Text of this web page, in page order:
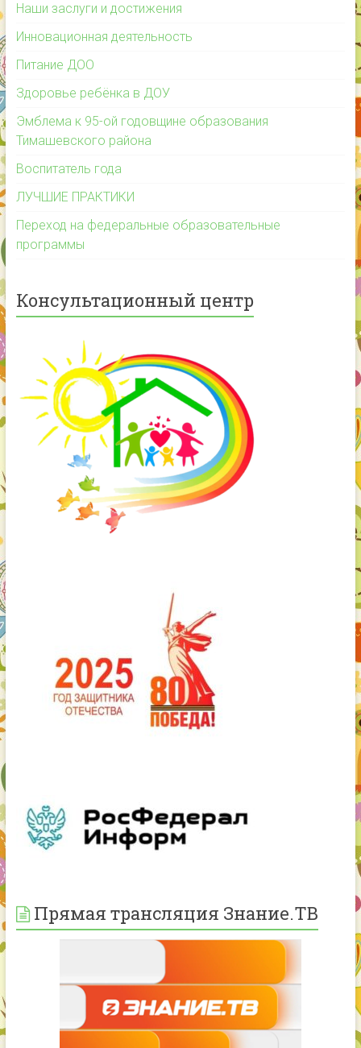
Наши заслуги и достижения
Инновационная деятельность
Питание ДОО
Здоровье ребёнка в ДОУ
Эмблема к 95-ой годовщине образования
Тимашевского района
Воспитатель года
ЛУЧШИЕ ПРАКТИКИ
Переход на федеральные образовательные
программы
Консультационный центр
Прямая трансляция Знание.ТВ